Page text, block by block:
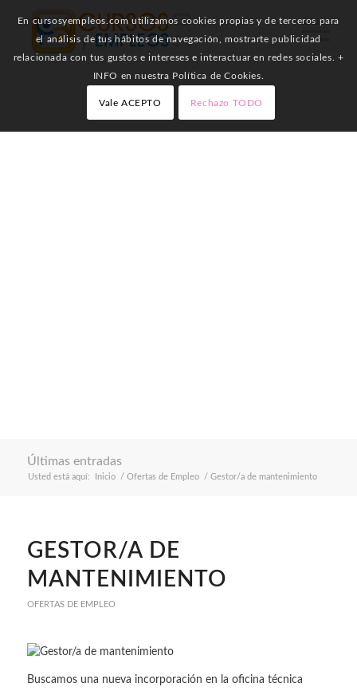
Últimas entradas
Usted está aquí: Inicio / Ofertas de Empleo / Gestor/a de mantenimiento
GESTOR/A DE
MANTENIMIENTO
OFERTAS DE EMPLEO
Buscamos una nueva incorporación en la oficina técnica
En cursosyempleos.com utilizamos cookies propias y de terceros para
el análisis de tus hábitos de navegación, mostrarte publicidad
relacionada con tus gustos e intereses e interactuar en redes sociales. +
INFO en nuestra Política de Cookies.
Vale ACEPTO Rechazo TODO